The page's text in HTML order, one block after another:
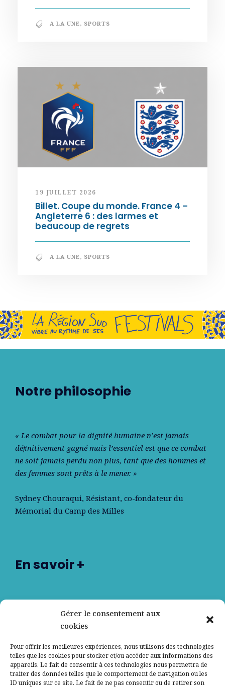
Gérer le consentement aux
cookies
Pour offrir les meilleures expériences, nous utilisons des technologies
telles que les cookies pour stocker et/ou accéder aux informations des
appareils. Le fait de consentir à ces technologies nous permettra de
traiter des données telles que le comportement de navigation ou les
ID uniques sur ce site. Le fait de ne pas consentir ou de retirer son
A LA UNE, SPORTS
19 JUILLET 2026
Billet. Coupe du monde. France 4 –
Angleterre 6 : des larmes et
beaucoup de regrets
A LA UNE, SPORTS
Notre philosophie
« Le combat pour la dignité humaine n’est jamais
déﬁnitivement gagné mais l’essentiel est que ce combat
ne soit jamais perdu non plus, tant que des hommes et
des femmes sont prêts à le mener. »
Sydney Chouraqui, Résistant, co-fondateur du
Mémorial du Camp des Milles
En savoir +
Contactez-nous
Mentions légales